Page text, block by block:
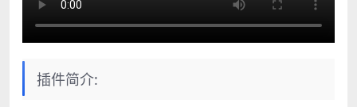
插件简介: